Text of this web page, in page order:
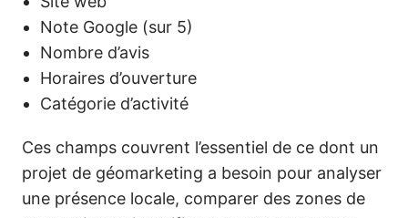
Note Google (sur 5)
Nombre d’avis
Horaires d’ouverture
Catégorie d’activité
Ces champs couvrent l’essentiel de ce dont un
projet de géomarketing a besoin pour analyser
une présence locale, comparer des zones de